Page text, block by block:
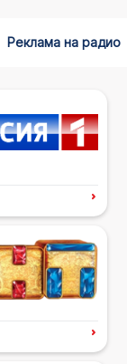
Реклама на радио